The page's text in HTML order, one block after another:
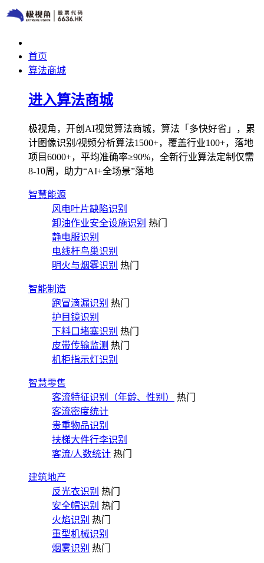
首页
算法商城
进入算法商城
极视角，开创AI视觉算法商城，算法「多快好省」，累
计图像识别/视频分析算法1500+，覆盖行业100+，落地
项目6000+，平均准确率≥90%，全新行业算法定制仅需
8-10周，助力“AI+全场景”落地
智慧能源
风电叶片缺陷识别
卸油作业安全设施识别 热门
静电服识别
电线杆鸟巢识别
明火与烟雾识别 热门
智能制造
跑冒滴漏识别 热门
护目镜识别
下料口堵塞识别 热门
皮带传输监测 热门
机柜指示灯识别
智慧零售
客流特征识别（年龄、性别）
热门
客流密度统计
贵重物品识别
扶梯大件行李识别
客流/人数统计 热门
建筑地产
反光衣识别 热门
安全帽识别 热门
火焰识别 热门
重型机械识别
烟雾识别 热门